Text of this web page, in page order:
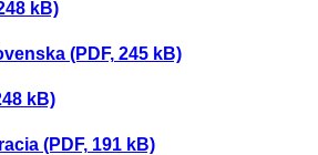
kB)
(PDF, 245 kB)
kB)
(PDF, 191 kB)